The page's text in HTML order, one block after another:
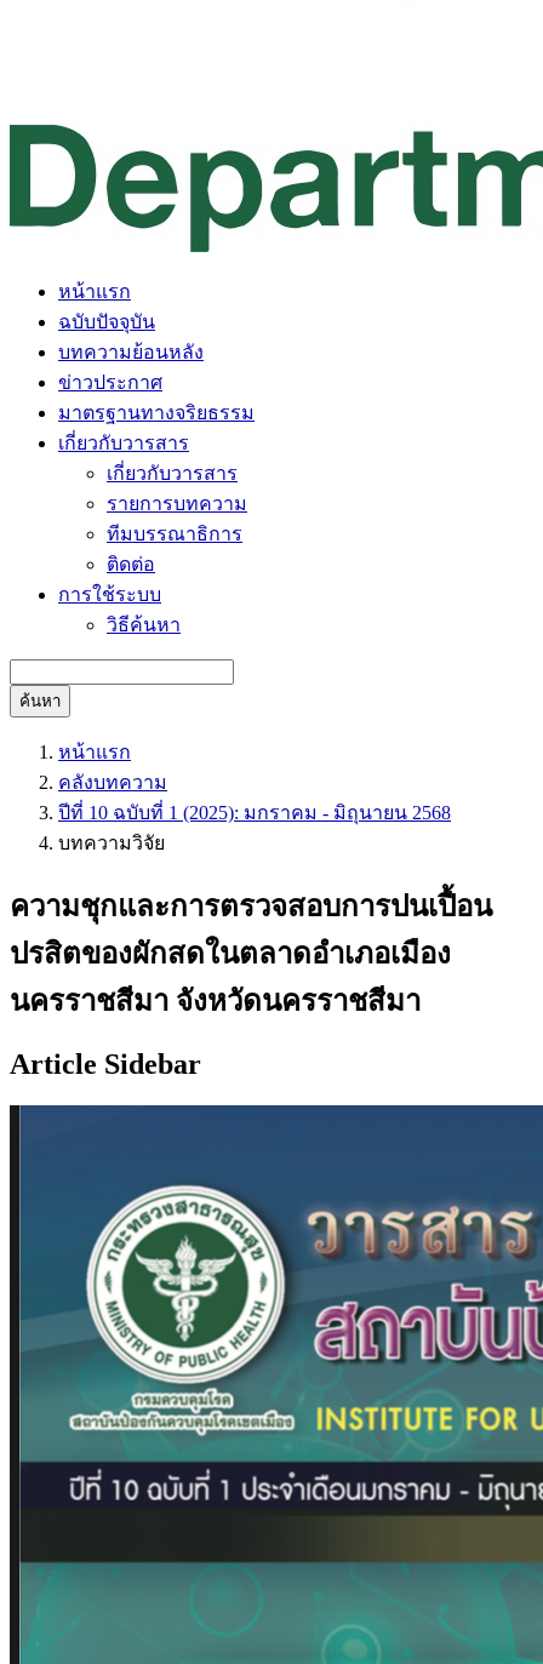
หน้าแรก
ฉบับปัจจุบัน
บทความย้อนหลัง
ข่าวประกาศ
มาตรฐานทางจริยธรรม
เกี่ยวกับวารสาร
เกี่ยวกับวารสาร
รายการบทความ
ทีมบรรณาธิการ
ติดต่อ
การใช้ระบบ
วิธีค้นหา
ค้นหา
หน้าแรก
คลังบทความ
ปีที่ 10 ฉบับที่ 1 (2025): มกราคม - มิถุนายน 2568
บทความวิจัย
ความชุกและการตรวจสอบการปนเปื้อน
ปรสิตของผักสดในตลาดอำเภอเมือง
นครราชสีมา จังหวัดนครราชสีมา
Article Sidebar